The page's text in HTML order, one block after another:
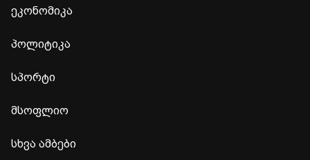
ეკონომიკა
პოლიტიკა
სპორტი
მსოფლიო
სხვა ამბები